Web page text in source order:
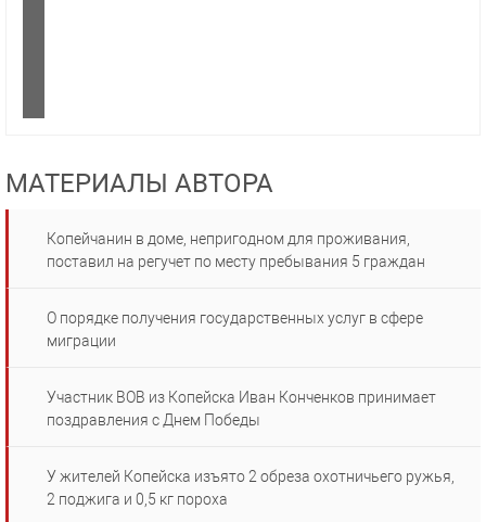
МАТЕРИАЛЫ АВТОРА
Копейчанин в доме, непригодном для проживания,
поставил на регучет по месту пребывания 5 граждан
О порядке получения государственных услуг в сфере
миграции
Участник ВОВ из Копейска Иван Конченков принимает
поздравления с Днем Победы
У жителей Копейска изъято 2 обреза охотничьего ружья,
2 поджига и 0,5 кг пороха